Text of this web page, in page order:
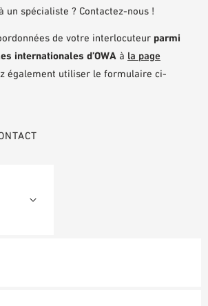
un spécialiste ? Contactez-nous !
de votre interlocuteur parmi
internationales d’OWA à la page
également utiliser le formulaire ci-